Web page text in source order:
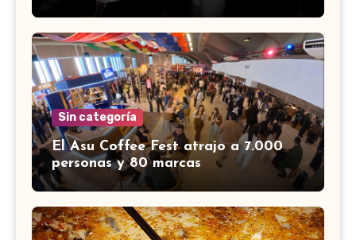
Sin categoría
El Asu Coffee Fest atrajo a 7.000
personas y 80 marcas